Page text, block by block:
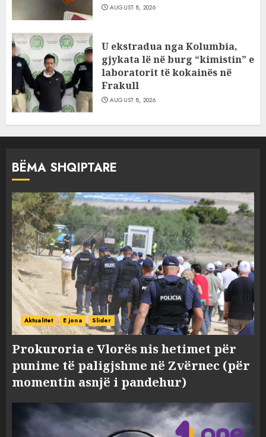
AUGUST 8, 2026
U ekstradua nga Kolumbia,
gjykata lë në burg “kimistin” e
laboratorit të kokainës në
Frakull
AUGUST 8, 2026
BËMA SHQIPTARE
Aktualitet E jona Slider
Prokuroria e Vlorës nis hetimet për
punime të paligjshme në Zvërnec (për
momentin asnjë i pandehur)